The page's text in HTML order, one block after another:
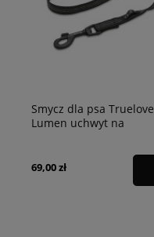
Smycz dla psa Truelove
Lumen uchwyt na
69,00 zł